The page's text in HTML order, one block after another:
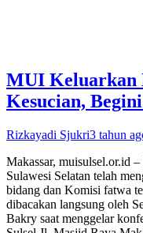
MUI Keluarkan
Kesucian,
Rizkayadi Sjukri3 tahun
Makassar, muisulsel.or.id
Sulawesi Selatan telah
bidang dan Komisi fatwa
dibacakan langsung oleh
Bakry saat menggelar